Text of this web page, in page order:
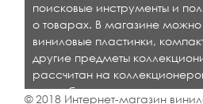
поисковые инструменты и
о товарах. В магазине можно
виниловые пластинки,
другие предметы
рассчитан на
кто любит качественную
© 2018 Интернет-магазин